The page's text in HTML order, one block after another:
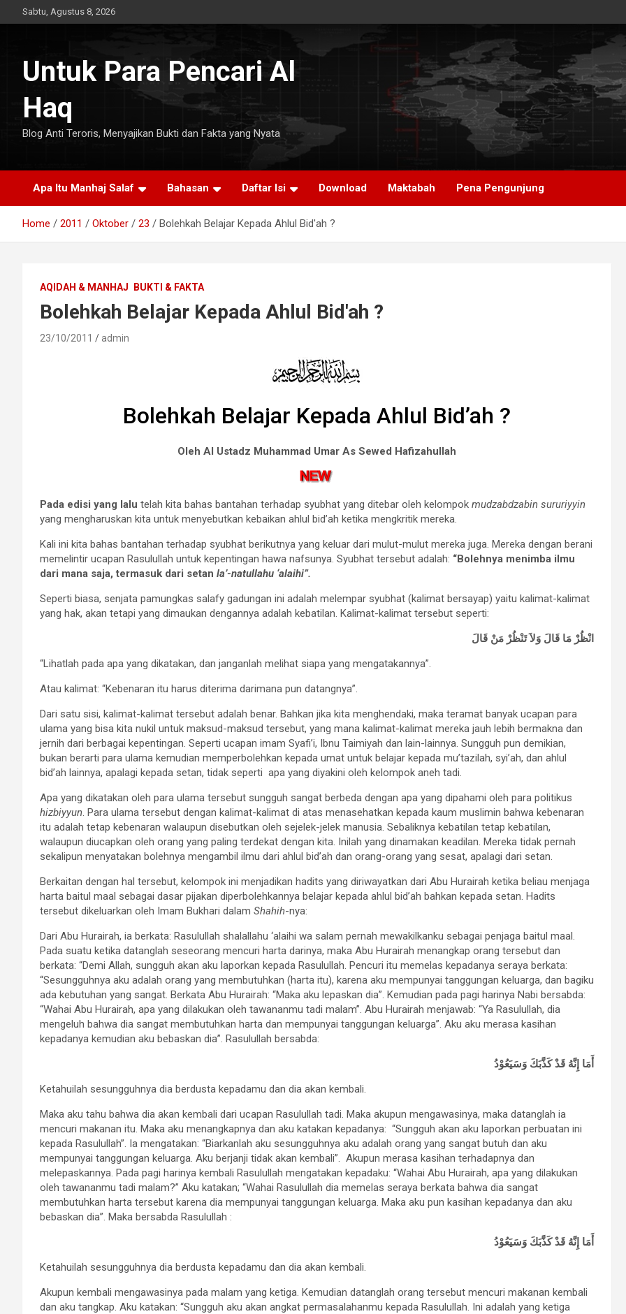
to
Sabtu, Agustus 8, 2026
Untuk Para Pencari Al
Haq
Blog Anti Teroris, Menyajikan Bukti dan Fakta yang Nyata
Apa Itu Manhaj Salaf Bahasan Daftar Isi Download Maktabah Pena Pengunjung
Home 2011 Oktober 23 Bolehkah Belajar Kepada Ahlul Bid'ah ?
AQIDAH & MANHAJ BUKTI & FAKTA
Bolehkah Belajar Kepada Ahlul Bid'ah ?
23/10/2011 admin
Bolehkah Belajar Kepada Ahlul Bid’ah ?
Oleh Al Ustadz Muhammad Umar As Sewed Hafizahullah
Pada edisi yang lalu telah kita bahas bantahan terhadap syubhat yang ditebar oleh kelompok mudzabdzabin sururiyyin
yang mengharuskan kita untuk menyebutkan kebaikan ahlul bid’ah ketika mengkritik mereka.
Kali ini kita bahas bantahan terhadap syubhat berikutnya yang keluar dari mulut-mulut mereka juga. Mereka dengan berani
memelintir ucapan Rasulullah untuk kepentingan hawa nafsunya. Syubhat tersebut adalah: “Bolehnya menimba ilmu
dari mana saja, termasuk dari setan la’-natullahu ‘alaihi”.
Seperti biasa, senjata pamungkas salafy gadungan ini adalah melempar syubhat (kalimat bersayap) yaitu kalimat-kalimat
yang hak, akan tetapi yang dimaukan dengannya adalah kebatilan. Kalimat-kalimat tersebut seperti:
انْظُرْ مَا قَالَ وَلاَ تَنْظُرْ مَنْ قَالَ
“Lihatlah pada apa yang dikatakan, dan janganlah melihat siapa yang mengatakannya”.
Atau kalimat: “Kebenaran itu harus diterima darimana pun datangnya”.
Dari satu sisi, kalimat-kalimat tersebut adalah benar. Bahkan jika kita menghendaki, maka teramat banyak ucapan para
ulama yang bisa kita nukil untuk maksud-maksud tersebut, yang mana kalimat-kalimat mereka jauh lebih bermakna dan
jernih dari berbagai kepentingan. Seperti ucapan imam Syafi’i, Ibnu Taimiyah dan lain-lainnya. Sungguh pun demikian,
bukan berarti para ulama kemudian memperbolehkan kepada umat untuk belajar kepada mu’tazilah, syi’ah, dan ahlul
bid’ah lainnya, apalagi kepada setan, tidak seperti apa yang diyakini oleh kelompok aneh tadi.
Apa yang dikatakan oleh para ulama tersebut sungguh sangat berbeda dengan apa yang dipahami oleh para politikus
hizbiyyun. Para ulama tersebut dengan kalimat-kalimat di atas menasehatkan kepada kaum muslimin bahwa kebenaran
itu adalah tetap kebenaran walaupun disebutkan oleh sejelek-jelek manusia. Sebaliknya kebatilan tetap kebatilan,
walaupun diucapkan oleh orang yang paling terdekat dengan kita. Inilah yang dinamakan keadilan. Mereka tidak pernah
sekalipun menyatakan bolehnya mengambil ilmu dari ahlul bid’ah dan orang-orang yang sesat, apalagi dari setan.
Berkaitan dengan hal tersebut, kelompok ini menjadikan hadits yang diriwayatkan dari Abu Hurairah ketika beliau menjaga
harta baitul maal sebagai dasar pijakan diperbolehkannya belajar kepada ahlul bid’ah bahkan kepada setan. Hadits
tersebut dikeluarkan oleh Imam Bukhari dalam Shahih-nya:
Dari Abu Hurairah, ia berkata: Rasulullah shalallahu ‘alaihi wa salam pernah mewakilkanku sebagai penjaga baitul maal.
Pada suatu ketika datanglah seseorang mencuri harta darinya, maka Abu Hurairah menangkap orang tersebut dan
berkata: “Demi Allah, sungguh akan aku laporkan kepada Rasulullah. Pencuri itu memelas kepadanya seraya berkata:
“Sesungguhnya aku adalah orang yang membutuhkan (harta itu), karena aku mempunyai tanggungan keluarga, dan bagiku
ada kebutuhan yang sangat. Berkata Abu Hurairah: “Maka aku lepaskan dia”. Kemudian pada pagi harinya Nabi bersabda:
“Wahai Abu Hurairah, apa yang dilakukan oleh tawananmu tadi malam”. Abu Hurairah menjawab: “Ya Rasulullah, dia
mengeluh bahwa dia sangat membutuhkan harta dan mempunyai tanggungan keluarga”. Aku aku merasa kasihan
kepadanya kemudian aku bebaskan dia”. Rasulullah bersabda:
أَمَا إِنَّهُ قَدْ كَذَّبَكَ وَسَيَعُوْدُ
Ketahuilah sesungguhnya dia berdusta kepadamu dan dia akan kembali.
Maka aku tahu bahwa dia akan kembali dari ucapan Rasulullah tadi. Maka akupun mengawasinya, maka datanglah ia
mencuri makanan itu. Maka aku menangkapnya dan aku katakan kepadanya: “Sungguh akan aku laporkan perbuatan ini
kepada Rasulullah”. Ia mengatakan: “Biarkanlah aku sesungguhnya aku adalah orang yang sangat butuh dan aku
mempunyai tanggungan keluarga. Aku berjanji tidak akan kembali”. Akupun merasa kasihan terhadapnya dan
melepaskannya. Pada pagi harinya kembali Rasulullah mengatakan kepadaku: “Wahai Abu Hurairah, apa yang dilakukan
oleh tawananmu tadi malam?” Aku katakan; “Wahai Rasulullah dia memelas seraya berkata bahwa dia sangat
membutuhkan harta tersebut karena dia mempunyai tanggungan keluarga. Maka aku pun kasihan kepadanya dan aku
bebaskan dia”. Maka bersabda Rasulullah :
أَمَا إِنَّهُ قَدْ كَذَّبَكَ وَسَيَعُوْدُ
Ketahuilah sesungguhnya dia berdusta kepadamu dan dia akan kembali.
Akupun kembali mengawasinya pada malam yang ketiga. Kemudian datanglah orang tersebut mencuri makanan kembali
dan aku tangkap. Aku katakan: “Sungguh aku akan angkat permasalahanmu kepada Rasulullah. Ini adalah yang ketiga